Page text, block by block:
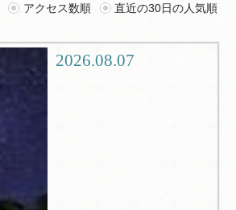
ツアー
アクセス数順 直近の30日の人気順
2026.08.07